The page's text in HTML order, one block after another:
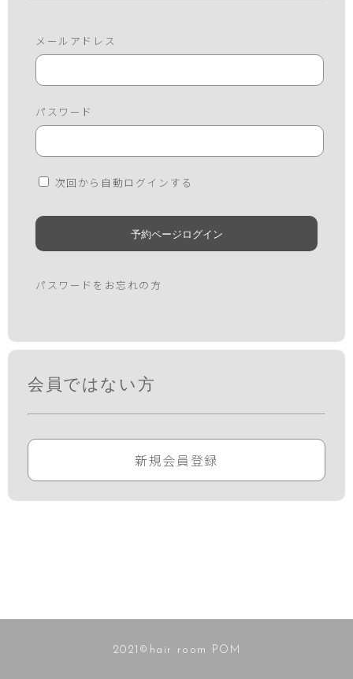
メールアドレス
パスワード
次回から自動ログインする
パスワードをお忘れの方
会員ではない方
新規会員登録
2021©hair room POM